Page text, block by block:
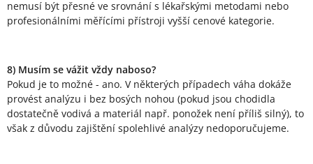
nemusí být přesné ve srovnání s lékařskými metodami nebo
profesionálními měřícími přístroji vyšší cenové kategorie.
8) Musím se vážit vždy naboso?
Pokud je to možné - ano. V některých případech váha dokáže
provést analýzu i bez bosých nohou (pokud jsou chodidla
dostatečně vodivá a materiál např. ponožek není příliš silný), to
však z důvodu zajištění spolehlivé analýzy nedoporučujeme.